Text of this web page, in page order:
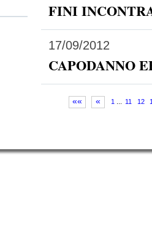
FINI
17/09/2012
CAPODANNO
«« « 1 11 12